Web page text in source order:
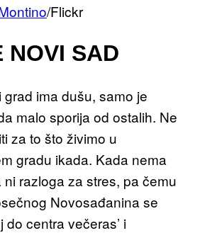
/Flickr
NOVI SAD
ima dušu, samo je
malo sporija od ostalih. Ne
za to što živimo u
gradu ikada. Kada nema
razloga za stres, pa čemu
Novosađanina se
do centra večeras’ i